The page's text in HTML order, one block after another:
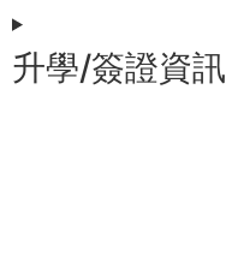
升學/簽證資訊